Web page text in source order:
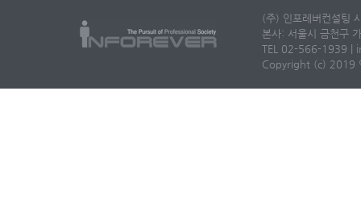
(주) 인포레버컨설팅
본사: 서울시 금천구
TEL 02-566-1939 |
Copyright (c) 2019